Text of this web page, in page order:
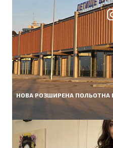
НОВА РОЗШИРЕНА ПОЛЬОТНА